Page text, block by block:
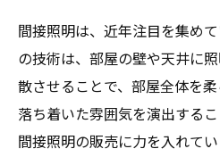
間接照明は、近年注目を集め
の技術は、部屋の壁や天井に
散させることで、部屋全体を
落ち着いた雰囲気を演出するこ
間接照明の販売に力を入れて